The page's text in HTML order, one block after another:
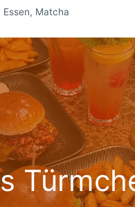
Essen, Matcha